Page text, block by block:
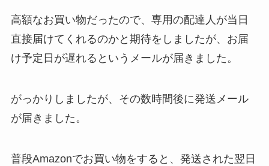
高額なお買い物だったので、専用の配達人が当日
直接届けてくれるのかと期待をしましたが、お届
け予定日が遅れるというメールが届きました。
がっかりしましたが、その数時間後に発送メール
が届きました。
普段Amazonでお買い物をすると、発送された翌日